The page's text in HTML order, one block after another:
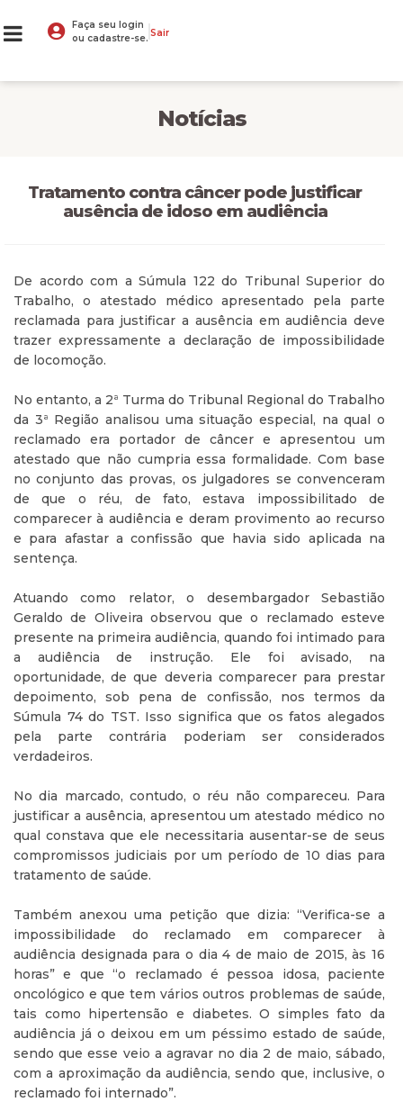
Faça seu login
ou cadastre-se. Sair
Notícias
Tratamento contra câncer pode justificar
ausência de idoso em audiência
De acordo com a Súmula 122 do Tribunal Superior do
Trabalho, o atestado médico apresentado pela parte
reclamada para justificar a ausência em audiência deve
trazer expressamente a declaração de impossibilidade
de locomoção.
No entanto, a 2ª Turma do Tribunal Regional do Trabalho
da 3ª Região analisou uma situação especial, na qual o
reclamado era portador de câncer e apresentou um
atestado que não cumpria essa formalidade. Com base
no conjunto das provas, os julgadores se convenceram
de que o réu, de fato, estava impossibilitado de
comparecer à audiência e deram provimento ao recurso
e para afastar a confissão que havia sido aplicada na
sentença.
Atuando como relator, o desembargador Sebastião
Geraldo de Oliveira observou que o reclamado esteve
presente na primeira audiência, quando foi intimado para
a audiência de instrução. Ele foi avisado, na
oportunidade, de que deveria comparecer para prestar
depoimento, sob pena de confissão, nos termos da
Súmula 74 do TST. Isso significa que os fatos alegados
pela parte contrária poderiam ser considerados
verdadeiros.
No dia marcado, contudo, o réu não compareceu. Para
justificar a ausência, apresentou um atestado médico no
qual constava que ele necessitaria ausentar-se de seus
compromissos judiciais por um período de 10 dias para
tratamento de saúde.
Também anexou uma petição que dizia: “Verifica-se a
impossibilidade do reclamado em comparecer à
audiência designada para o dia 4 de maio de 2015, às 16
horas” e que “o reclamado é pessoa idosa, paciente
oncológico e que tem vários outros problemas de saúde,
tais como hipertensão e diabetes. O simples fato da
audiência já o deixou em um péssimo estado de saúde,
sendo que esse veio a agravar no dia 2 de maio, sábado,
com a aproximação da audiência, sendo que, inclusive, o
reclamado foi internado”.